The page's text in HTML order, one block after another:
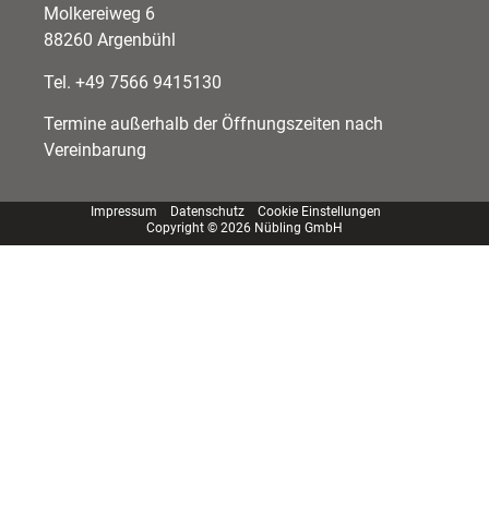
Molkereiweg 6
88260 Argenbühl
Tel. +49 7566 9415130
Termine außerhalb der Öffnungszeiten nach
Vereinbarung
Impressum Datenschutz
Cookie Einstellungen
Copyright © 2026 Nübling GmbH